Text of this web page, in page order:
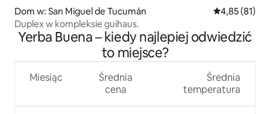
Dom w: San Miguel de Tucumán Średnia
4,85 (81)
Duplex w kompleksie guihaus.
Yerba Buena – kiedy najlepiej odwiedzić
to miejsce?
Miesiąc
Średnia
cena
Średnia
temperatura